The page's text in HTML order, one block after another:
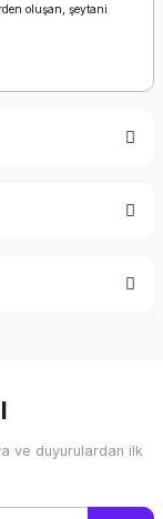
oluşan, şeytani
ve duyurulardan ilk